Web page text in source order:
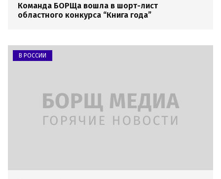
Команда БОРЩа вошла в шорт-лист
областного конкурса “Книга года”
В РОССИИ